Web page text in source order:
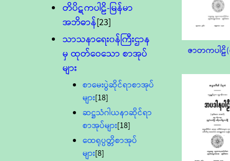
တိပိဋကပါဠိ-မြန်မာ
အဘိဓာန်[23]
သာသနာရေး၀န်ကြီးဌာန
မှ ထုတ်ဝေသော စာအုပ်
များ
စာမေးပွဲဆိုင်ရာစာအုပ်
များ[18]
ဆဋ္ဌသံဂါယနာဆိုင်ရာ
စာအုပ်များ[18]
ထေရုပ္ပတ္တိစာအုပ်
များ[8]
ဇာတကပါဠိ